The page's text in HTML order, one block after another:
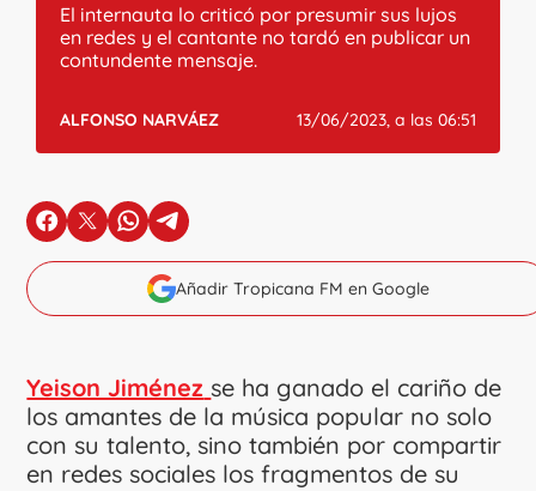
El internauta lo criticó por presumir sus lujos
en redes y el cantante no tardó en publicar un
contundente mensaje.
ALFONSO NARVÁEZ 13/06/2023, a las 06:51
en Facebook
en Xen Whatsapp
en Telegram
Añadir Tropicana FM en Google
Yeison Jiménez se ha ganado el cariño de
los amantes de la música popular no solo
con su talento, sino también por compartir
en redes sociales los fragmentos de su